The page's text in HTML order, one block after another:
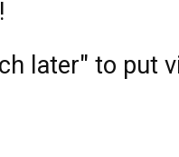
later" to put